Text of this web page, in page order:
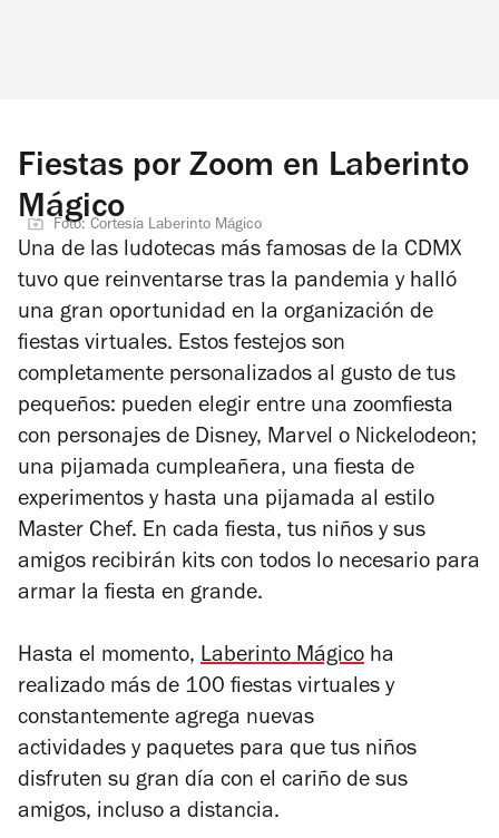
Fiestas por Zoom en Laberinto
Mágico
Foto: Cortesía Laberinto Mágico
Una de las ludotecas más famosas de la CDMX
tuvo que reinventarse tras la pandemia y halló
una gran oportunidad en la organización de
fiestas virtuales. Estos festejos son
completamente personalizados al gusto de tus
pequeños: pueden elegir entre una zoomfiesta
con personajes de Disney, Marvel o Nickelodeon;
una pijamada cumpleañera, una fiesta de
experimentos y hasta una pijamada al estilo
Master Chef. En cada fiesta, tus niños y sus
amigos recibirán kits con todos lo necesario para
armar la fiesta en grande.
Hasta el momento, Laberinto Mágico ha
realizado más de 100 fiestas virtuales y
constantemente agrega nuevas
actividades y paquetes para que tus niños
disfruten su gran día con el cariño de sus
amigos, incluso a distancia.